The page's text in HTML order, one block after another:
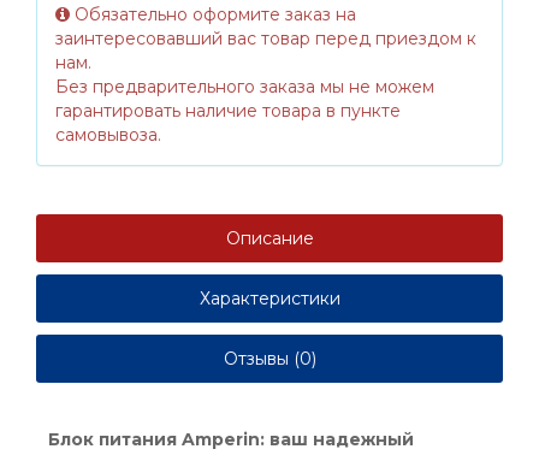
Обязательно оформите заказ на
заинтересовавший вас товар перед приездом к
нам.
Без предварительного заказа мы не можем
гарантировать наличие товара в пункте
самовывоза.
Описание
Характеристики
Отзывы (0)
Блок питания Amperin: ваш надежный